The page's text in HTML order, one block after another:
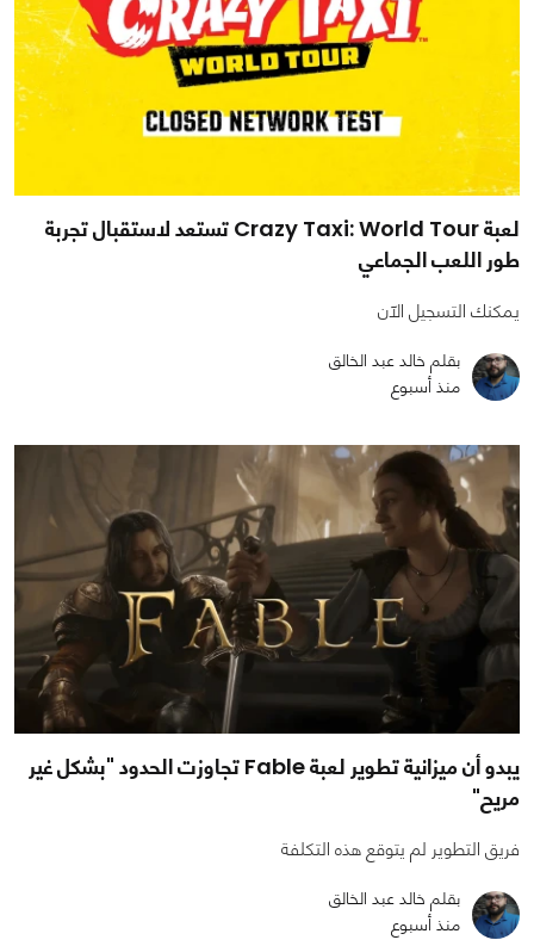
لعبة Crazy Taxi: World Tour تستعد لاستقبال تجربة
طور اللعب الجماعي
يمكنك التسجيل الآن
بقلم خالد عبد الخالق
منذ أسبوع
يبدو أن ميزانية تطوير لعبة Fable تجاوزت الحدود "بشكل غير
مريح"
فريق التطوير لم يتوقع هذه التكلفة
بقلم خالد عبد الخالق
منذ أسبوع